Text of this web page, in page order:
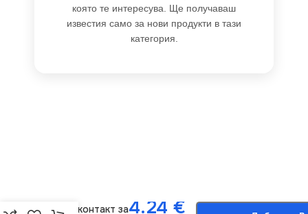
която те интересува. Ще получаваш
известия само за нови продукти в тази
категория.
Двоен контакт за4.24 €